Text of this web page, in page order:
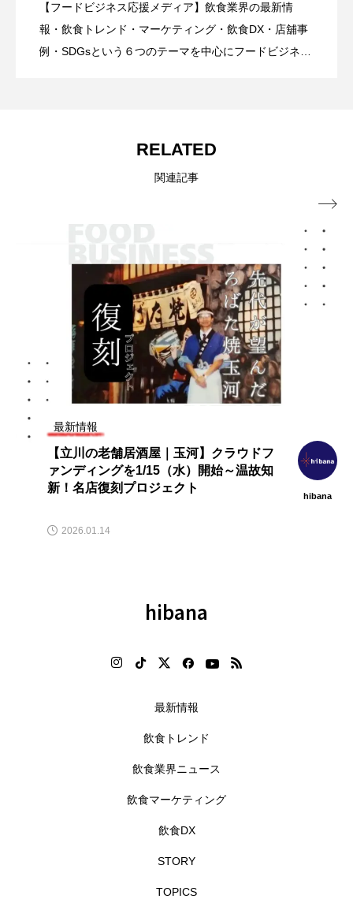
【フードビジネス応援メディア】飲食業界の最新情
報・飲食トレンド・マーケティング・飲食DX・店舖事
例・SDGsという６つのテーマを中心にフードビジネ
ら開催
ーケティング・広報・デザイン】サービ
2026.08.08 【hibana｜飲食ニュース最新（8/8更
RELATED
関連記事
最新情報
【立川の老舗居酒屋｜玉河】クラウドフ
ァンディングを1/15（水）開始～温故知
新！名店復刻プロジェクト
hibana
2026.01.14

hibana
最新情報
飲食トレンド
飲食業界ニュース
飲食マーケティング
飲食DX
STORY
TOPICS